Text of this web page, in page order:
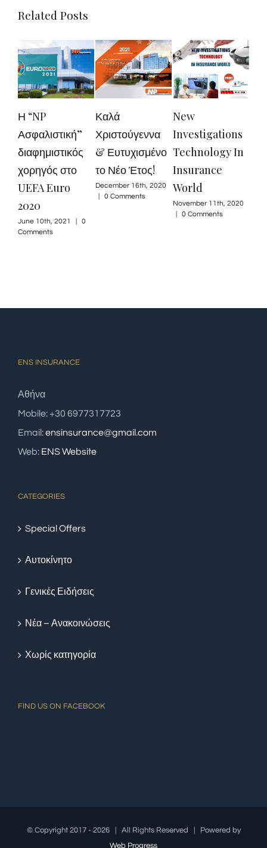
Related Posts
Η “NP
Ασφαλιστική”
διαφημιστικός
χορηγός στο
UEFA Euro
2020
June 10th, 2021
0
Comments
Καλά
Χριστούγεννα
& Ευτυχισμένο
το Νέο Έτος!
December 16th, 2020
0 Comments
New
Investigations
Technology In
Insurance
World
November 11th, 2020
0 Comments
ENS INSURANCE
Αθήνα
Mobile: +30 6977317723
Email:ensinsurance@gmail.com
Web: ENS Website
CATEGORIES
Special Offers
Αυτοκίνητο
Γενικές Ειδήσεις
Νέα – Ανακοινώσεις
Χωρίς κατηγορία
FIND US ON FACEBOOK
© Copyright 2017 - 2026 | All Rights Reserved | Powered by